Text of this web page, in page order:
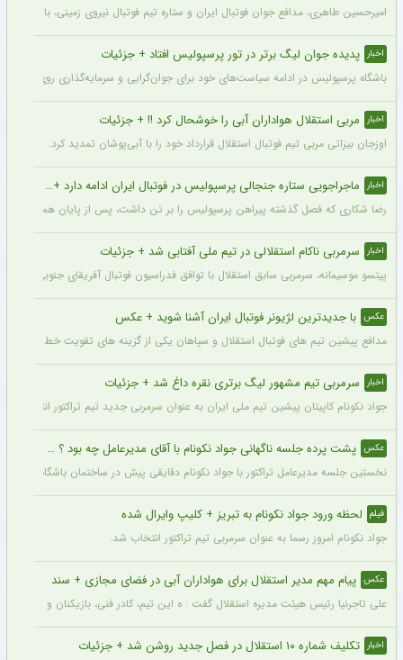
امیرحسین طاهری، مدافع جوان فوتبال ایران و ستاره تیم فوتبال نیروی زمینی، با
اخبار پدیده جوان لیگ برتر در تور پرسپولیس افتاد + جزئیات
باشگاه پرسپولیس در ادامه سیاست‌های خود برای جوان‌گرایی و سرمایه‌گذاری روی استعدادهای آینده فوتبال
اخبار مربی استقلال هواداران آبی را خوشحال کرد !! + جزئیات
اوزجان بیزاتی مربی تیم فوتبال استقلال قرارداد خود را با آبی‌پوشان تمدید کرد.
اخبار ماجراجویی ستاره جنجالی پرسپولیس در فوتبال ایران ادامه دارد + جزئیات
رضا شکاری که فصل گذشته پیراهن پرسپولیس را بر تن داشت، پس از پایان همکاری با
اخبار سرمربی ناکام استقلالی در تیم ملی آفتابی شد + جزئیات
پیتسو موسیمانه، سرمربی سابق استقلال با توافق فدراسیون فوتبال آفریقای جنوبی
عکس با جدیدترین لژیونر فوتبال ایران آشنا شوید + عکس
مدافع پیشین تیم های فوتبال استقلال و سپاهان یکی از گزینه های تقویت خط دفاعی
اخبار سرمربی تیم مشهور لیگ برتری نقره داغ شد + جزئیات
جواد نکونام کاپیتان پیشین تیم ملی ایران به عنوان سرمربی جدید تیم تراکتور انتخاب شد.
عکس پشت پرده جلسه ناگهانی جواد نکونام با آقای مدیرعامل چه بود ؟ + عکس
نخستین جلسه مدیرعامل تراکتور با جواد نکونام دقایقی پیش در ساختمان باشگاه برگزار
فیلم لحظه ورود جواد نکونام به تبریز + کلیپ وایرال شده
جواد نکونام امروز رسما به عنوان سرمربی تیم تراکتور انتخاب شد.
عکس پیام مهم مدیر استقلال برای هواداران آبی در فضای مجازی + سند
علی تاجرنیا رئیس هیئت مدیره استقلال گفت : ه این تیم، کادر فنی، بازیکنان و مسیری
اخبار تکلیف شماره ۱۰ استقلال در فصل جدید روشن شد + جزئیات